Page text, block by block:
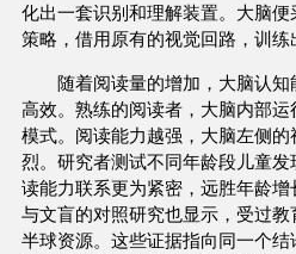
化出一套识别和理解装置。大脑
策略，借用原有的视觉回路，训练
随着阅读量的增加，大脑认知
高效。熟练的阅读者，大脑内部
模式。阅读能力越强，大脑左侧
烈。研究者测试不同年龄段儿童
读能力联系更为紧密，远胜年龄
与文盲的对照研究也显示，受过
半球资源。这些证据指向同一个